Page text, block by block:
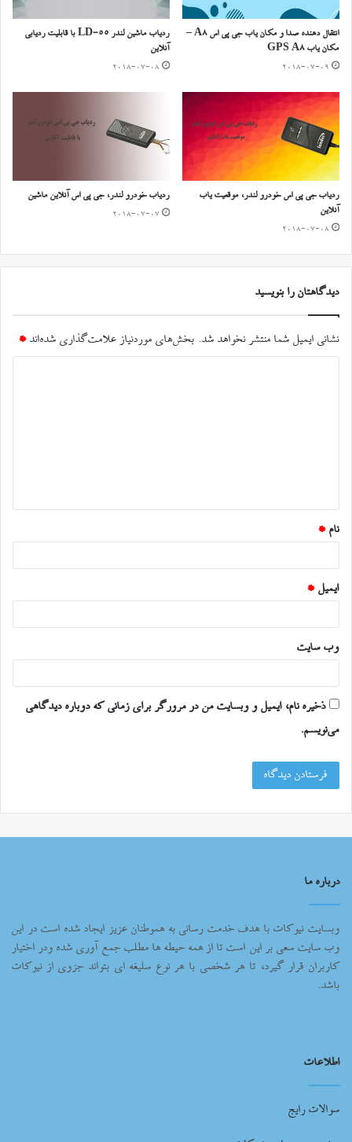
انتقال دهنده صدا و مکان یاب جی پی اس A8 –
مکان یاب GPS A8
2018-07-09
ردیاب ماشین لندر LD-55 با قابلیت ردیابی
آنلاین
2018-07-08
ردیاب جی پی اس خودرو لندر، موقعیت یاب
آنلاین
2018-07-08
ردیاب خودرو لندر، جی پی اس آنلاین ماشین
2018-07-07
دیدگاهتان را بنویسید
نشانی ایمیل شما منتشر نخواهد شد. بخش‌های موردنیاز علامت‌گذاری شده‌اند *
*
نام *
ایمیل *
وب‌ سایت
ذخیره نام، ایمیل و وبسایت من در مرورگر برای زمانی که دوباره دیدگاهی
می‌نویسم.
درباره ما
وبسایت نیوکات با هدف خدمت رسانی به هموطنان عزیز ایجاد شده است در این
وب سایت سعی بر این است تا از همه حیطه ها مطلب جمع آوری شده ودر اختیار
کاربران قرار گیرد، تا هر شخصی با هر نوع سلیغه ای بتواند جزوی از نیوکات
باشد.
اطلاعات
سوالات رایج